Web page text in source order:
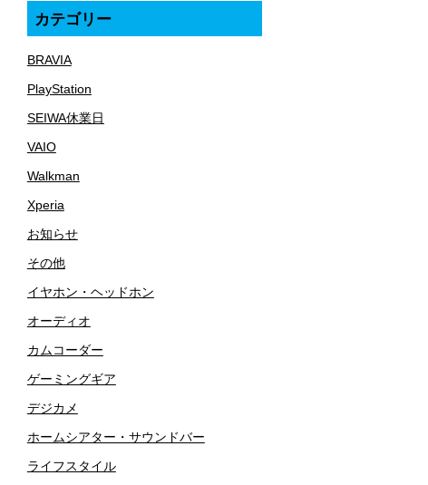
カテゴリー
BRAVIA
PlayStation
SEIWA休業日
VAIO
Walkman
Xperia
お知らせ
その他
イヤホン・ヘッドホン
オーディオ
カムコーダー
ゲーミングギア
デジカメ
ホームシアター・サウンドバー
ライフスタイル